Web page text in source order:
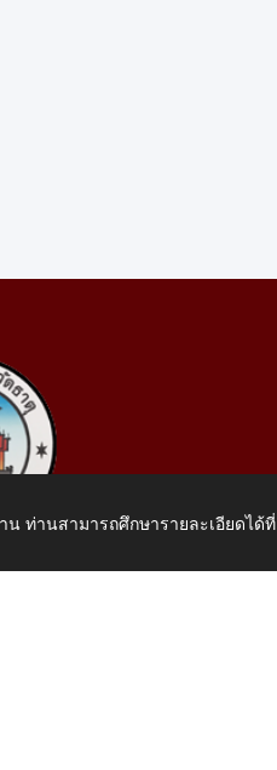
ท่านสามารถศึกษารายละเอียดได้ที่